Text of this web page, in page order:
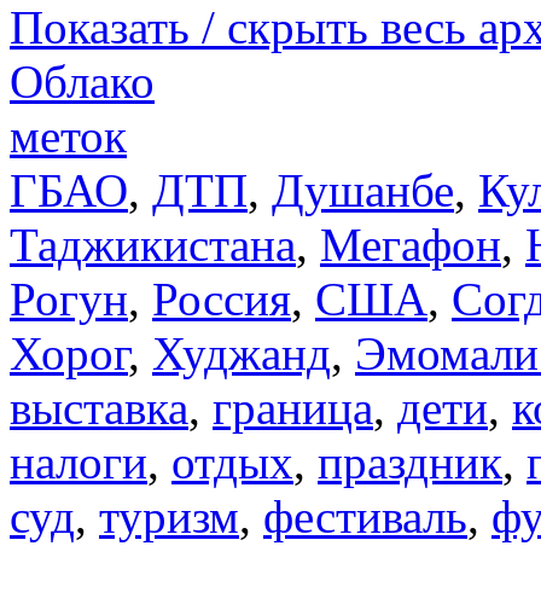
Показать / скрыть весь
Облако
меток
ГБАО, ДТП, Душанбе,
Таджикистана, Мегафон,
Рогун, Россия, США,
Хорог, Худжанд,
выставка, граница, дети,
налоги, отдых, праздник,
суд, туризм, фестиваль,